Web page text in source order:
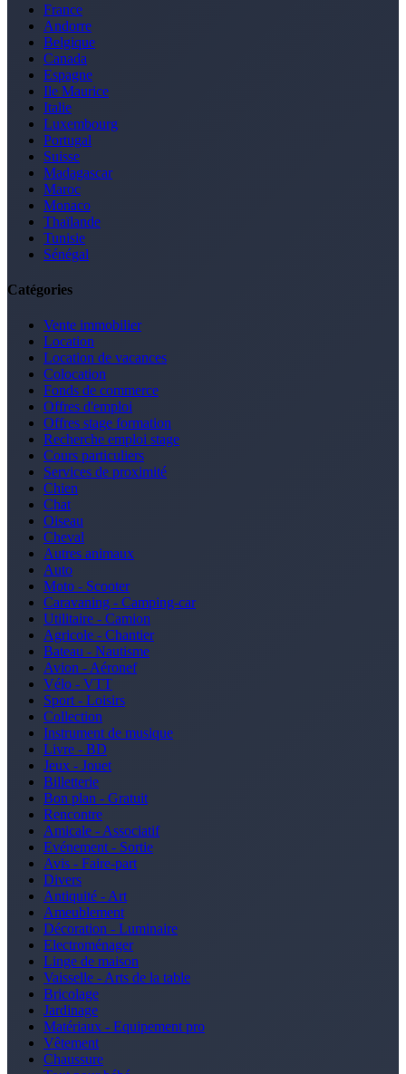
France
Andorre
Belgique
Canada
Espagne
Ile Maurice
Italie
Luxembourg
Portugal
Suisse
Madagascar
Maroc
Monaco
Thaïlande
Tunisie
Sénégal
Catégories
Vente immobilier
Location
Location de vacances
Colocation
Fonds de commerce
Offres d'emploi
Offres stage formation
Recherche emploi stage
Cours particuliers
Services de proximité
Chien
Chat
Oiseau
Cheval
Autres animaux
Auto
Moto - Scooter
Caravaning - Camping-car
Utilitaire - Camion
Agricole - Chantier
Bateau - Nautisme
Avion - Aéronef
Vélo - VTT
Sport - Loisirs
Collection
Instrument de musique
Livre - BD
Jeux - Jouet
Billetterie
Bon plan - Gratuit
Rencontre
Amicale - Associatif
Evénement - Sortie
Avis - Faire-part
Divers
Antiquité - Art
Ameublement
Décoration - Luminaire
Electroménager
Linge de maison
Vaisselle - Arts de la table
Bricolage
Jardinage
Matériaux - Equipement pro
Vêtement
Chaussure